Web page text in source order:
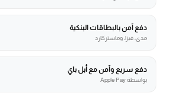
دفع آمن بالبطاقات البنكية
مدى، فيزا، وماستركارد
دفع سريع وآمن مع أبل باي
بواسطة Apple Pay